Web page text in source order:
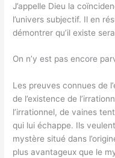
J’appelle Dieu la
l’univers subjectif. Il en
démontrer qu’il existe
On n’y est pas encore
Les preuves connues de
de l’existence de
l’irrationnel, de vaines
qui lui échappe. Ils
mystère situé dans
plus avantageux que le